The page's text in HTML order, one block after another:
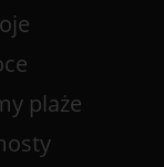
plaże